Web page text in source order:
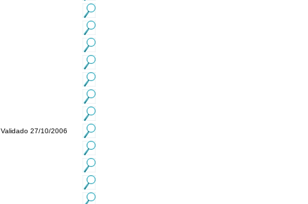
Validado 27/10/2006